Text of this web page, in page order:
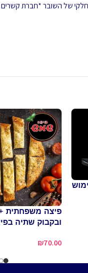
חלקי של השובר *חברת
ש"ח למימוש
פיצה משפחתית
ובקבוק שתיה
₪70.00